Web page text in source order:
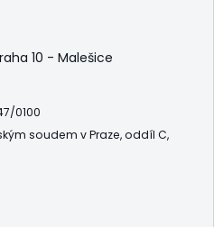
10 - Malešice
0100
soudem v Praze, oddíl C,